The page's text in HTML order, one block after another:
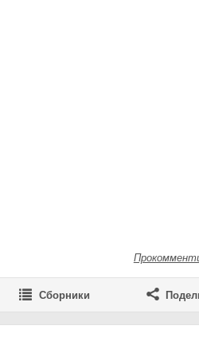
Сборники